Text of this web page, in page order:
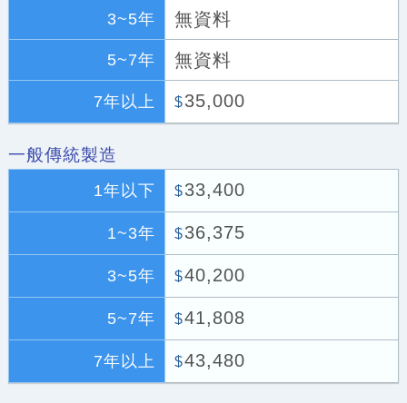
3~5年 無資料
5~7年 無資料
7年以上 $35,000
一般傳統製造
1年以下 $33,400
1~3年 $36,375
3~5年 $40,200
5~7年 $41,808
7年以上 $43,480